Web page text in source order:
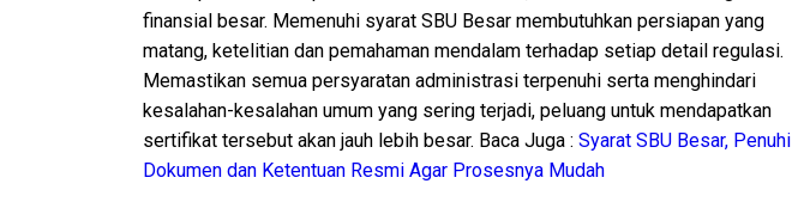
finansial besar. Memenuhi syarat SBU Besar membutuhkan persiapan yang
matang, ketelitian dan pemahaman mendalam terhadap setiap detail regulasi.
Memastikan semua persyaratan administrasi terpenuhi serta menghindari
kesalahan-kesalahan umum yang sering terjadi, peluang untuk mendapatkan
sertifikat tersebut akan jauh lebih besar. Baca Juga :Syarat SBU Besar, Penuhi
Dokumen dan Ketentuan Resmi Agar Prosesnya Mudah